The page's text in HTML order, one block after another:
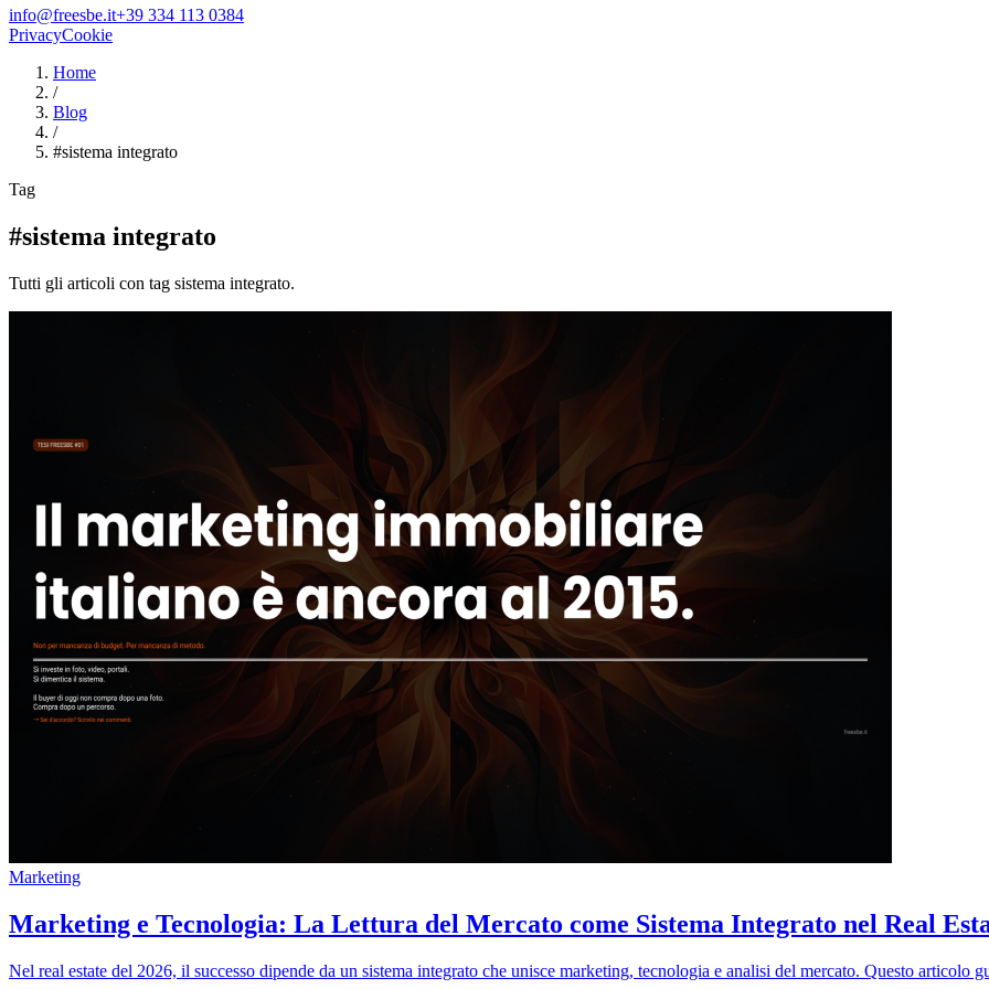
info@freesbe.it+39 334 113 0384
PrivacyCookie
Home
/
Blog
/
#sistema integrato
Tag
#sistema integrato
Tutti gli articoli con tag sistema integrato.
Marketing
Marketing e Tecnologia: La Lettura del Mercato come Sistema Integrato nel Real
Nel real estate del 2026, il successo dipende da un sistema integrato che unisce marketing, tecnologia e analisi del mercato. Questo articolo